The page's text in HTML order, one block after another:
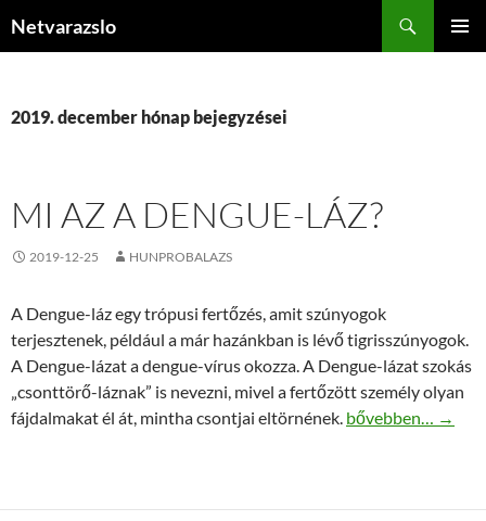
Netvarazslo
2019. december hónap bejegyzései
MI AZ A DENGUE-LÁZ?
2019-12-25 HUNPROBALAZS
A Dengue-láz egy trópusi fertőzés, amit szúnyogok
terjesztenek, például a már hazánkban is lévő tigrisszúnyogok.
A Dengue-lázat a dengue-vírus okozza. A Dengue-lázat szokás
„csonttörő-láznak” is nevezni, mivel a fertőzött személy olyan
fájdalmakat él át, mintha csontjai eltörnének. Mi az a Dengue-
bővebben… →